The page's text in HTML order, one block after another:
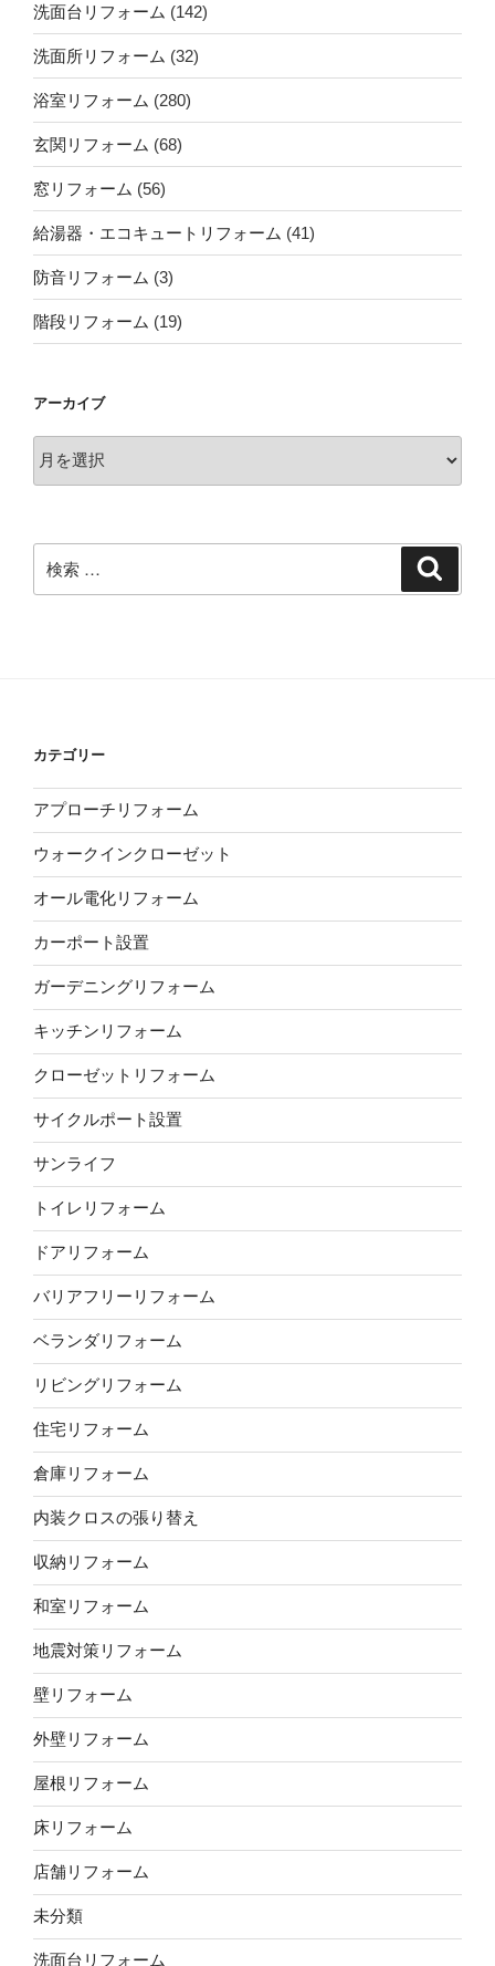
洗面台リフォーム (142)
洗面所リフォーム (32)
浴室リフォーム (280)
玄関リフォーム (68)
窓リフォーム (56)
給湯器・エコキュートリフォーム (41)
防音リフォーム (3)
階段リフォーム (19)
アーカイブ
ー
索:
カテゴリー
アプローチリフォーム
ウォークインクローゼット
オール電化リフォーム
カーポート設置
ガーデニングリフォーム
キッチンリフォーム
クローゼットリフォーム
サイクルポート設置
サンライフ
トイレリフォーム
ドアリフォーム
バリアフリーリフォーム
ベランダリフォーム
リビングリフォーム
住宅リフォーム
倉庫リフォーム
内装クロスの張り替え
収納リフォーム
和室リフォーム
地震対策リフォーム
壁リフォーム
外壁リフォーム
屋根リフォーム
床リフォーム
店舗リフォーム
未分類
洗面台リフォーム